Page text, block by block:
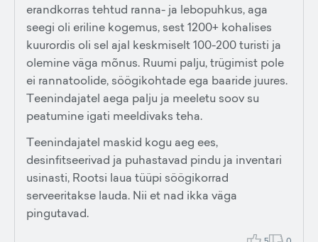
erandkorras tehtud ranna- ja lebopuhkus, aga
seegi oli eriline kogemus, sest 1200+ kohalises
kuurordis oli sel ajal keskmiselt 100-200 turisti ja
olemine väga mõnus. Ruumi palju, trügimist pole
ei rannatoolide, söögikohtade ega baaride juures.
Teenindajatel aega palju ja meeletu soov su
peatumine igati meeldivaks teha.
Teenindajatel maskid kogu aeg ees,
desinfitseerivad ja puhastavad pindu ja inventari
usinasti, Rootsi laua tüüpi söögikorrad
serveeritakse lauda. Nii et nad ikka väga
pingutavad.